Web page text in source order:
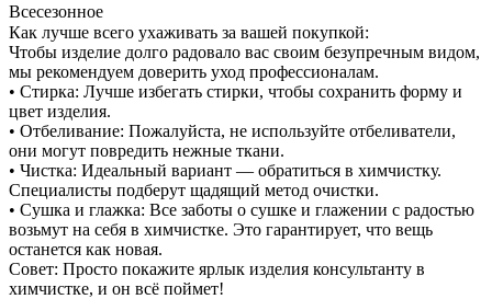
Всесезонное
Как лучше всего ухаживать за вашей покупкой:
Чтобы изделие долго радовало вас своим безупречным видом,
мы рекомендуем доверить уход профессионалам.
• Стирка: Лучше избегать стирки, чтобы сохранить форму и
цвет изделия.
• Отбеливание: Пожалуйста, не используйте отбеливатели,
они могут повредить нежные ткани.
• Чистка: Идеальный вариант — обратиться в химчистку.
Специалисты подберут щадящий метод очистки.
• Сушка и глажка: Все заботы о сушке и глажении с радостью
возьмут на себя в химчистке. Это гарантирует, что вещь
останется как новая.
Совет: Просто покажите ярлык изделия консультанту в
химчистке, и он всё поймет!